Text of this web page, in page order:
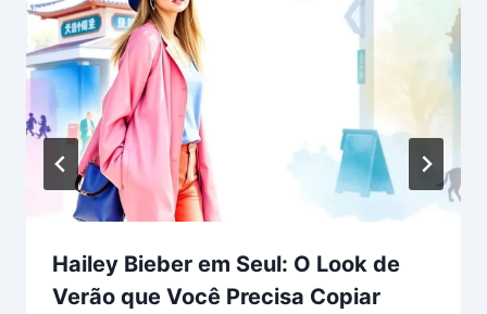
Hailey Bieber em Seul: O Look de
Verão que Você Precisa Copiar